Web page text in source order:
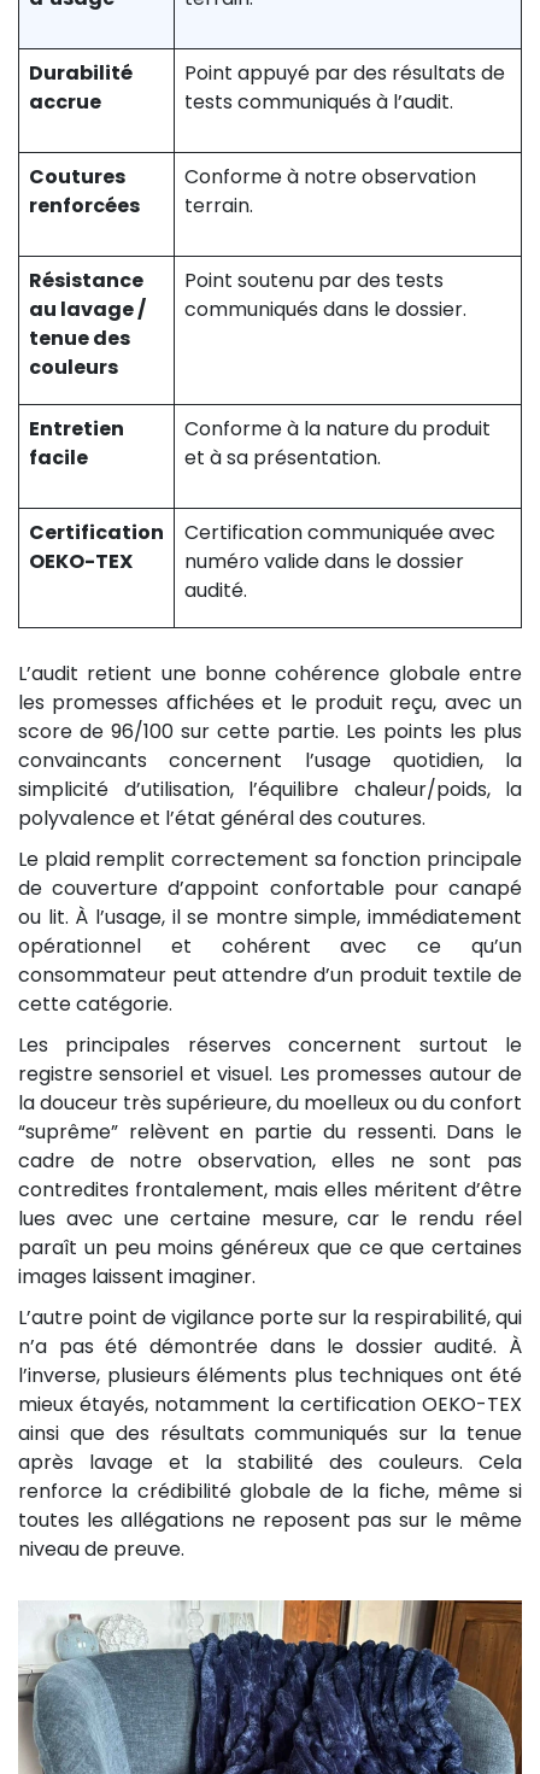
Durabilité
accrue
Point appuyé par des résultats de
tests communiqués à l’audit.
Coutures
renforcées
Conforme à notre observation
terrain.
Résistance
au lavage /
tenue des
couleurs
Point soutenu par des tests
communiqués dans le dossier.
Entretien
facile
Conforme à la nature du produit
et à sa présentation.
Certification
OEKO-TEX
Certification communiquée avec
numéro valide dans le dossier
audité.
L’audit retient une bonne cohérence globale entre
les promesses affichées et le produit reçu, avec un
score de 96/100 sur cette partie. Les points les plus
convaincants concernent l’usage quotidien, la
simplicité d’utilisation, l’équilibre chaleur/poids, la
polyvalence et l’état général des coutures.
Le plaid remplit correctement sa fonction principale
de couverture d’appoint confortable pour canapé
ou lit. À l’usage, il se montre simple, immédiatement
opérationnel et cohérent avec ce qu’un
consommateur peut attendre d’un produit textile de
cette catégorie.
Les principales réserves concernent surtout le
registre sensoriel et visuel. Les promesses autour de
la douceur très supérieure, du moelleux ou du confort
“suprême” relèvent en partie du ressenti. Dans le
cadre de notre observation, elles ne sont pas
contredites frontalement, mais elles méritent d’être
lues avec une certaine mesure, car le rendu réel
paraît un peu moins généreux que ce que certaines
images laissent imaginer.
L’autre point de vigilance porte sur la respirabilité, qui
n’a pas été démontrée dans le dossier audité. À
l’inverse, plusieurs éléments plus techniques ont été
mieux étayés, notamment la certification OEKO-TEX
ainsi que des résultats communiqués sur la tenue
après lavage et la stabilité des couleurs. Cela
renforce la crédibilité globale de la fiche, même si
toutes les allégations ne reposent pas sur le même
niveau de preuve.